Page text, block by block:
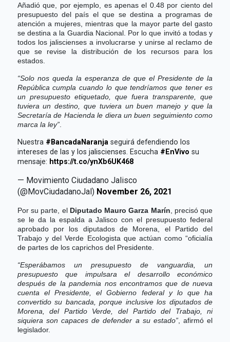
Añadió que, por ejemplo, es apenas el 0.48 por ciento del
presupuesto del país el que se destina a programas de
atención a mujeres, mientras que la mayor parte del gasto
se destina a la Guardia Nacional. Por lo que invitó a todas y
todos los jaliscienses a involucrarse y unirse al reclamo de
que se revise la distribución de los recursos para los
estados.
“Solo nos queda la esperanza de que el Presidente de la
República cumpla cuando lo que tendríamos que tener es
un presupuesto etiquetado, que fuera transparente, que
tuviera un destino, que tuviera un buen manejo y que la
Secretaría de Hacienda le diera un buen seguimiento como
marca la ley”.
Nuestra #BancadaNaranja seguirá defendiendo los
intereses de las y los jaliscienses. Escucha #EnVivo su
mensaje: https://t.co/ynXb6UK468
— Movimiento Ciudadano Jalisco
(@MovCiudadanoJal) November 26, 2021
Por su parte, el Diputado Mauro Garza Marín , precisó que
se le da la espalda a Jalisco con el presupuesto federal
aprobado por los diputados de Morena, el Partido del
Trabajo y del Verde Ecologista que actúan como “oficialía
de partes de los caprichos del Presidente.
“Esperábamos un presupuesto de vanguardia, un
presupuesto que impulsara el desarrollo económico
después de la pandemia nos encontramos que de nueva
cuenta el Presidente, el Gobierno federal y lo que ha
convertido su bancada, porque inclusive los diputados de
Morena, del Partido Verde, del Partido del Trabajo, ni
siquiera son capaces de defender a su estado”, afirmó el
legislador.